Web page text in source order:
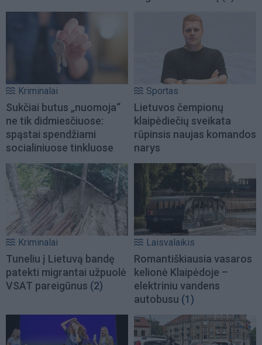
Kriminalai
Sukčiai butus „nuomoja“
ne tik didmiesčiuose:
spąstai spendžiami
socialiniuose tinkluose
Sportas
Lietuvos čempionų
klaipėdiečių sveikata
rūpinsis naujas komandos
narys
Kriminalai
Tuneliu į Lietuvą bandę
patekti migrantai užpuolė
VSAT pareigūnus (2)
Laisvalaikis
Romantiškiausia vasaros
kelionė Klaipėdoje –
elektriniu vandens
autobusu (1)